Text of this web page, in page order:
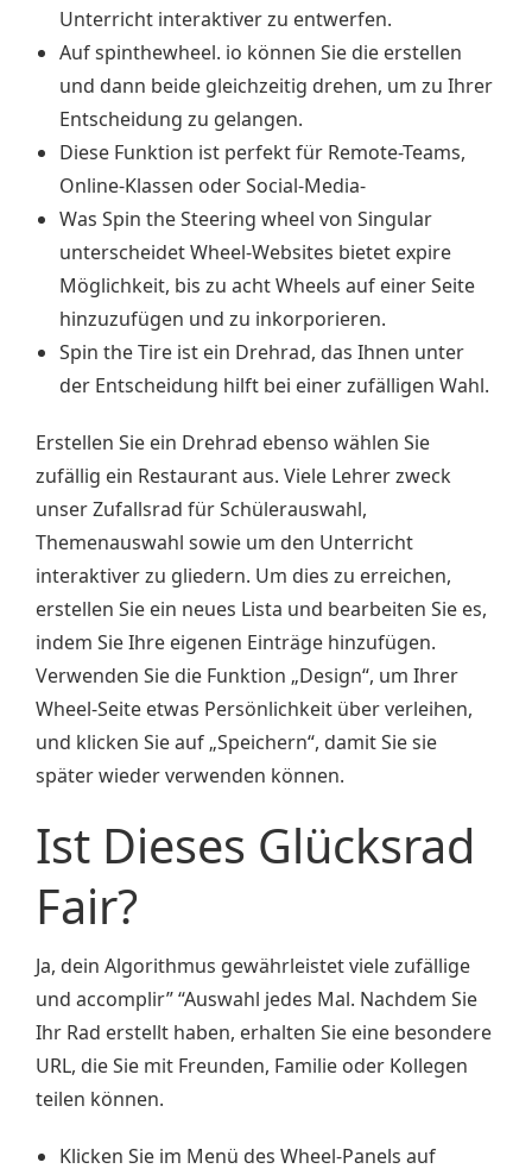
Unterricht interaktiver zu entwerfen.
Auf spinthewheel. io können Sie die erstellen
und dann beide gleichzeitig drehen, um zu Ihrer
Entscheidung zu gelangen.
Diese Funktion ist perfekt für Remote-Teams,
Online-Klassen oder Social-Media-
Was Spin the Steering wheel von Singular
unterscheidet Wheel-Websites bietet expire
Möglichkeit, bis zu acht Wheels auf einer Seite
hinzuzufügen und zu inkorporieren.
Spin the Tire ist ein Drehrad, das Ihnen unter
der Entscheidung hilft bei einer zufälligen Wahl.
Erstellen Sie ein Drehrad ebenso wählen Sie
zufällig ein Restaurant aus. Viele Lehrer zweck
unser Zufallsrad für Schülerauswahl,
Themenauswahl sowie um den Unterricht
interaktiver zu gliedern. Um dies zu erreichen,
erstellen Sie ein neues Lista und bearbeiten Sie es,
indem Sie Ihre eigenen Einträge hinzufügen.
Verwenden Sie die Funktion „Design“, um Ihrer
Wheel-Seite etwas Persönlichkeit über verleihen,
und klicken Sie auf „Speichern“, damit Sie sie
später wieder verwenden können.
Ist Dieses Glücksrad
Fair?
Ja, dein Algorithmus gewährleistet viele zufällige
und accomplir” “Auswahl jedes Mal. Nachdem Sie
Ihr Rad erstellt haben, erhalten Sie eine besondere
URL, die Sie mit Freunden, Familie oder Kollegen
teilen können.
Klicken Sie im Menü des Wheel-Panels auf